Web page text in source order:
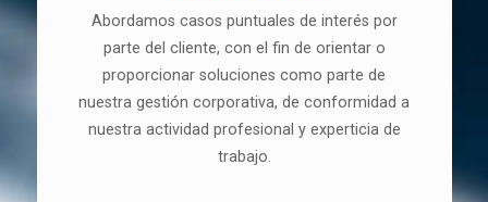
Abordamos casos puntuales de interés por
parte del cliente, con el fin de orientar o
proporcionar soluciones como parte de
nuestra gestión corporativa, de conformidad a
nuestra actividad profesional y experticia de
trabajo.